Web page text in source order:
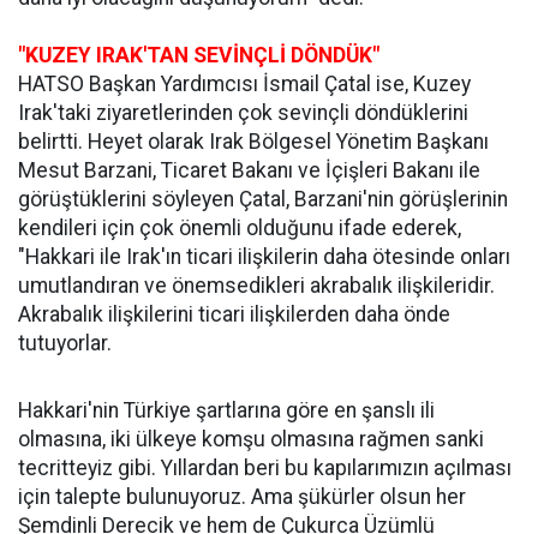
"KUZEY IRAK'TAN SEVİNÇLİ DÖNDÜK"
HATSO Başkan Yardımcısı İsmail Çatal ise, Kuzey
Irak'taki ziyaretlerinden çok sevinçli döndüklerini
belirtti. Heyet olarak Irak Bölgesel Yönetim Başkanı
Mesut Barzani, Ticaret Bakanı ve İçişleri Bakanı ile
görüştüklerini söyleyen Çatal, Barzani'nin görüşlerinin
kendileri için çok önemli olduğunu ifade ederek,
"Hakkari ile Irak'ın ticari ilişkilerin daha ötesinde onları
umutlandıran ve önemsedikleri akrabalık ilişkileridir.
Akrabalık ilişkilerini ticari ilişkilerden daha önde
tutuyorlar.
Hakkari'nin Türkiye şartlarına göre en şanslı ili
olmasına, iki ülkeye komşu olmasına rağmen sanki
tecritteyiz gibi. Yıllardan beri bu kapılarımızın açılması
için talepte bulunuyoruz. Ama şükürler olsun her
Şemdinli Derecik ve hem de Çukurca Üzümlü